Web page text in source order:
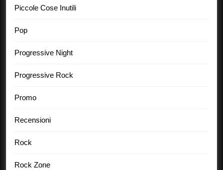
Piccole Cose Inutili
Pop
Progressive Night
Progressive Rock
Promo
Recensioni
Rock
Rock Zone